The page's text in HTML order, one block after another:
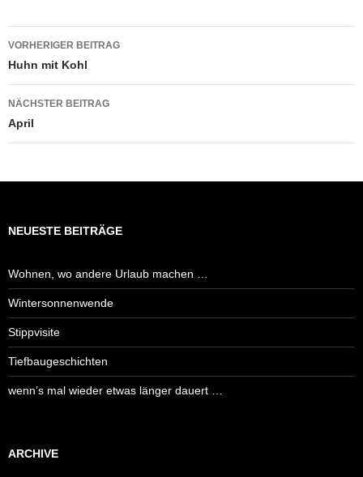
Beitragsnavigation
VORHERIGER BEITRAG
Huhn mit Kohl
NÄCHSTER BEITRAG
April
NEUESTE BEITRÄGE
Wohnen, wo andere Urlaub machen …
Wintersonnenwende
Stippvisite
Tiefbaugeschichten
wenn’s mal wieder etwas länger dauert …
ARCHIVE